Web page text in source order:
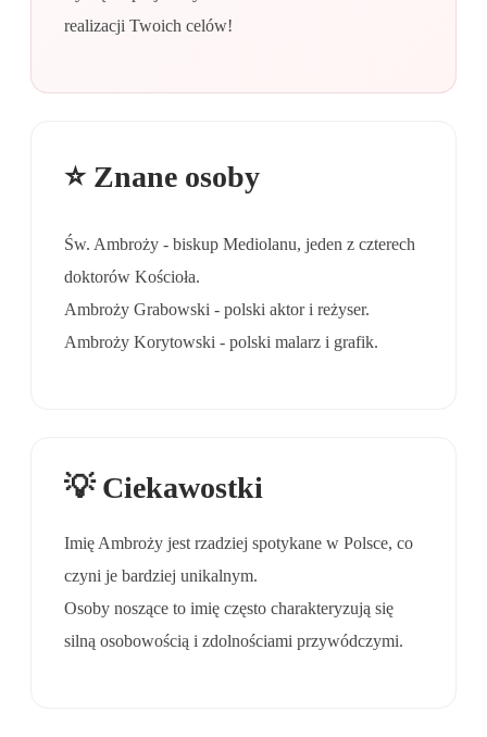
realizacji Twoich celów!
⭐ Znane osoby
Św. Ambroży - biskup Mediolanu, jeden z czterech
doktorów Kościoła.
Ambroży Grabowski - polski aktor i reżyser.
Ambroży Korytowski - polski malarz i grafik.
💡 Ciekawostki
Imię Ambroży jest rzadziej spotykane w Polsce, co
czyni je bardziej unikalnym.
Osoby noszące to imię często charakteryzują się
silną osobowością i zdolnościami przywódczymi.